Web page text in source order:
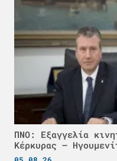
ΠΝΟ: Εξαγγελία
Κέρκυρας –